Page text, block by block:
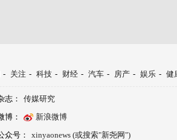
- 关注 - 科技 - 财经 - 汽车 - 房产 - 娱乐 - 健
志：
传媒研究
博：
新浪微博
众号：
xinyaonews (或搜索"新尧网")